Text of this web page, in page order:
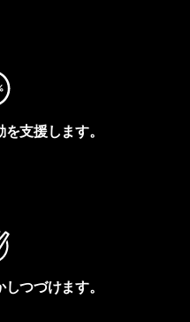
支援します。
つづけます。